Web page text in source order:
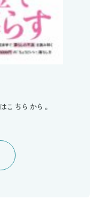
こちらから。